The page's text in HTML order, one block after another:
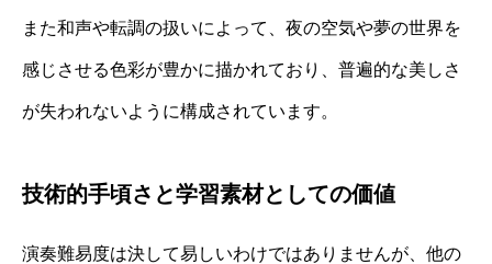
また和声や転調の扱いによって、夜の空気や夢の世界を
感じさせる色彩が豊かに描かれており、普遍的な美しさ
が失われないように構成されています。
技術的手頃さと学習素材としての価値
演奏難易度は決して易しいわけではありませんが、他の